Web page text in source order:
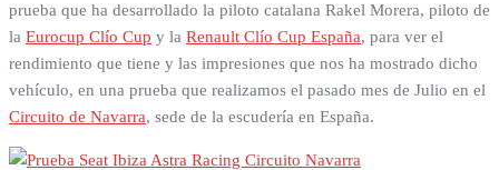
prueba que ha desarrollado la piloto catalana Rakel Morera, piloto de
la Eurocup Clío Cup y la Renault Clío Cup España, para ver el
rendimiento que tiene y las impresiones que nos ha mostrado dicho
vehículo, en una prueba que realizamos el pasado mes de Julio en el
Circuito de Navarra, sede de la escudería en España.